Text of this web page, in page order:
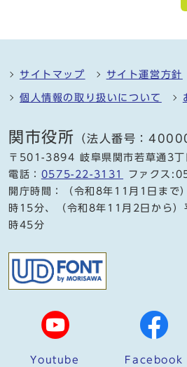
サイトマップ サイト運営方針
個人情報の取り扱いについて
関市役所 （法人番号：
〒501-3894 岐阜県関市若草通3丁
電話： 0575-22-3131
ファクス
開庁時間：（令和8年11月1日ま
時15分、（令和8年11月2日から
時45分
Youtube Facebook